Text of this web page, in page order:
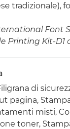
tradizionale),
Font
Printing Kit-D1
di
pagina,
misti,
toner,